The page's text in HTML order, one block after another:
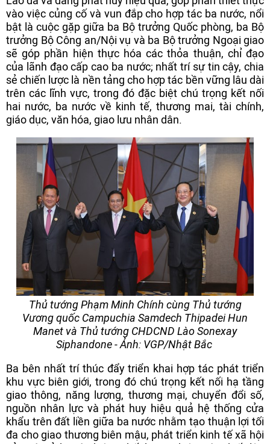
vào việc củng cố và vun đắp cho hợp tác ba nước, nổi
bật là cuộc gặp giữa ba Bộ trưởng Quốc phòng, ba Bộ
trưởng Bộ Công an/Nội vụ và ba Bộ trưởng Ngoại giao
sẽ góp phần hiện thực hóa các thỏa thuận, chỉ đạo
của lãnh đạo cấp cao ba nước; nhất trí sự tin cậy, chia
sẻ chiến lược là nền tảng cho hợp tác bền vững lâu dài
trên các lĩnh vực, trong đó đặc biệt chú trọng kết nối
hai nước, ba nước về kinh tế, thương mai, tài chính,
giáo dục, văn hóa, giao lưu nhân dân.
Thủ tướng Phạm Minh Chính cùng Thủ tướng
Vương quốc Campuchia Samdech Thipadei Hun
Manet và Thủ tướng CHDCND Lào Sonexay
Siphandone - Ảnh: VGP/Nhật Bắc
Ba bên nhất trí thúc đẩy triển khai hợp tác phát triển
khu vực biên giới, trong đó chú trọng kết nối hạ tầng
giao thông, năng lượng, thương mại, chuyển đổi số,
nguồn nhân lực và phát huy hiệu quả hệ thống cửa
khẩu trên đất liền giữa ba nước nhằm tạo thuận lợi tối
đa cho giao thương biên mậu, phát triển kinh tế xã hội